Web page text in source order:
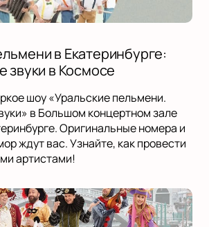
в Екатеринбурге:
звуки в Космосе
шоу «Уральские пельмени.
в Большом концертном зале
Оригинальные номера и
ждут вас. Узнайте, как провести
артистами!